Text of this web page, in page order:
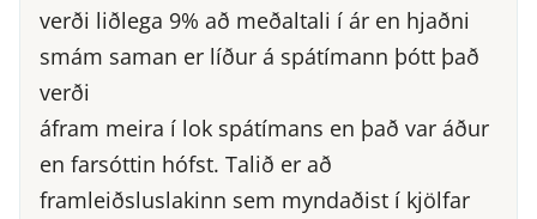
verði liðlega 9% að meðaltali í ár en hjaðni
smám saman er líður á spátímann þótt það
verði
áfram meira í lok spátímans en það var áður
en farsóttin hófst. Talið er að
framleiðsluslakinn sem myndaðist í kjölfar